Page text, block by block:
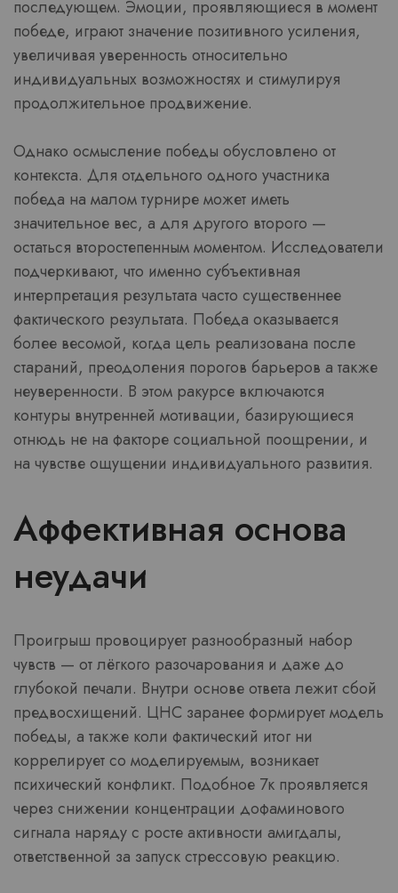
последующем. Эмоции, проявляющиеся в момент
победе, играют значение позитивного усиления,
увеличивая уверенность относительно
индивидуальных возможностях и стимулируя
продолжительное продвижение.
Однако осмысление победы обусловлено от
контекста. Для отдельного одного участника
победа на малом турнире может иметь
значительное вес, а для другого второго —
остаться второстепенным моментом. Исследователи
подчеркивают, что именно субъективная
интерпретация результата часто существеннее
фактического результата. Победа оказывается
более весомой, когда цель реализована после
стараний, преодоления порогов барьеров а также
неуверенности. В этом ракурсе включаются
контуры внутренней мотивации, базирующиеся
отнюдь не на факторе социальной поощрении, и
на чувстве ощущении индивидуального развития.
Аффективная основа
неудачи
Проигрыш провоцирует разнообразный набор
чувств — от лёгкого разочарования и даже до
глубокой печали. Внутри основе ответа лежит сбой
предвосхищений. ЦНС заранее формирует модель
победы, а также коли фактический итог ни
коррелирует со моделируемым, возникает
психический конфликт. Подобное 7к проявляется
через снижении концентрации дофаминового
сигнала наряду с росте активности амигдалы,
ответственной за запуск стрессовую реакцию.